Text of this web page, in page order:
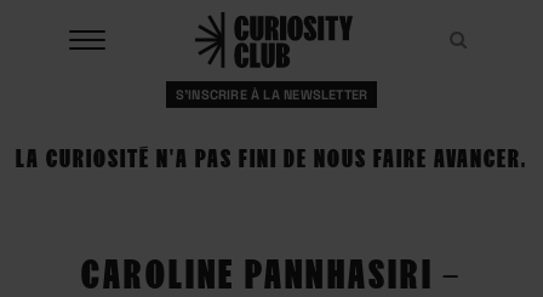
S'INSCRIRE À LA NEWSLETTER
LA CURIOSITÉ N'A PAS FINI DE NOUS FAIRE AVANCER.
CAROLINE PANNHASIRI –